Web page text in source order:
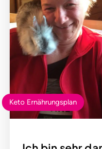
Keto Ernährungsplan